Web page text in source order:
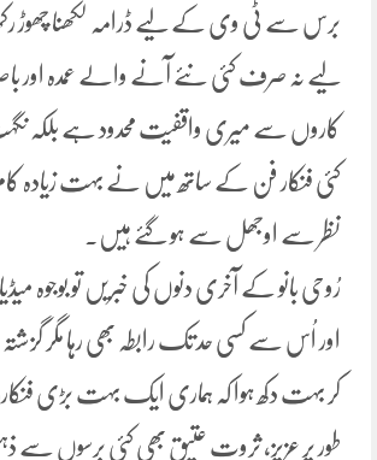
برس سے ٹی وی کے لیے ڈرامہ لکھنا چھوڑ
لیے نہ صرف کئی نئے آنے والے عمدہ اور
کاروں سے میری واقفیت محدود ہے بلکہ
کئی فنکار فن کے ساتھ میں نے بہت زیادہ
نظر سے اوجھل سے ہو گئے ہیں۔
رُوحی بانو کے آخری دنوں کی خبریں تو بوجوہ
اور اُس سے کسی حد تک رابطہ بھی رہا مگر
کر بہت دکھ ہوا کہ ہماری ایک بہت بڑی
طور پر عزیز، ثروت عتیق بھی کئی برسوں سے